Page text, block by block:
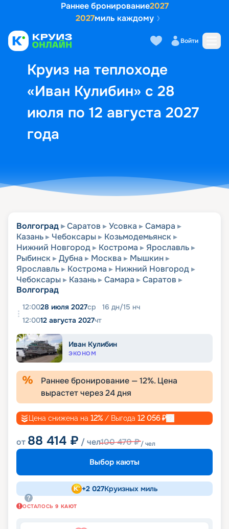
Раннее бронирование2027
2027миль каждому
Войти
Круиз на теплоходе
«Иван Кулибин» с 28
июля по 12 августа 2027
года
Выбор кают Маршрут и
Волгоград Саратов Усовка
Самара
Казань
Чебоксары
Козьмодемьянск
Нижний Новгород
Кострома
Ярославль
Рыбинск
Дубна Москва
Мышкин
Ярославль
Кострома
Нижний Новгород
Чебоксары
Казань Самара
Саратов
Волгоград
12:0028 июля 2027ср 16 дн/15 нч
12:0012 августа 2027чт
Иван Кулибин
ЭКОНОМ
Раннее бронирование —12%. Цена
вырастет через24дня
Цена снижена на 12% / Выгода 12 056₽
от 88 414 ₽ / чел100 470₽/ чел
Выбор каюты
+2 027Круизных миль
ОСТАЛОСЬ 9 КАЮТ